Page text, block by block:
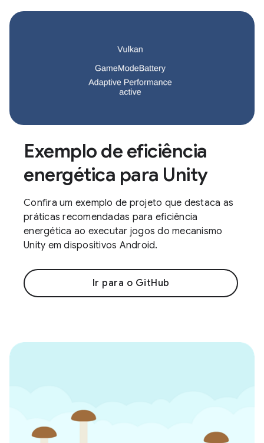
Exemplo de eficiência
energética para Unity
Confira um exemplo de projeto que destaca as
práticas recomendadas para eficiência
energética ao executar jogos do mecanismo
Unity em dispositivos Android.
Ir para o GitHub